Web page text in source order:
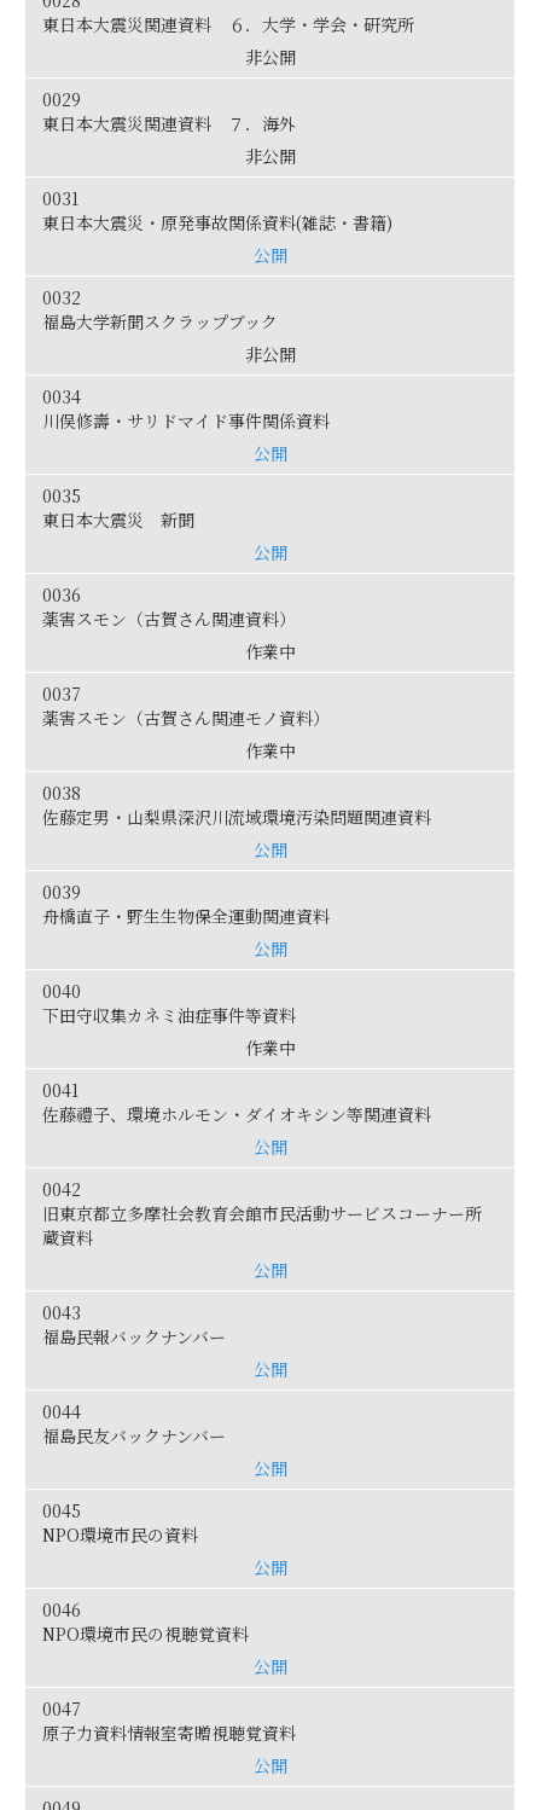
東日本大震災関連資料 ６．大学・学会・研究所
非公開
0029
東日本大震災関連資料 ７．海外
非公開
0031
東日本大震災・原発事故関係資料(雑誌・書籍)
公開
0032
福島大学新聞スクラップブック
非公開
0034
川俣修壽・サリドマイド事件関係資料
公開
0035
東日本大震災 新聞
公開
0036
薬害スモン（古賀さん関連資料）
作業中
0037
薬害スモン（古賀さん関連モノ資料）
作業中
0038
佐藤定男・山梨県深沢川流域環境汚染問題関連資料
公開
0039
舟橋直子・野生生物保全運動関連資料
公開
0040
下田守収集カネミ油症事件等資料
作業中
0041
佐藤禮子、環境ホルモン・ダイオキシン等関連資料
公開
0042
旧東京都立多摩社会教育会館市民活動サービスコーナー所
蔵資料
公開
0043
福島民報バックナンバー
公開
0044
福島民友バックナンバー
公開
0045
NPO環境市民の資料
公開
0046
NPO環境市民の視聴覚資料
公開
0047
原子力資料情報室寄贈視聴覚資料
公開